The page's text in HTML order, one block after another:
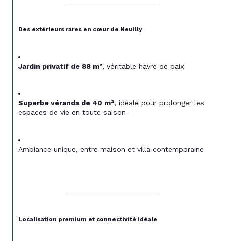
Des extérieurs rares en cœur de Neuilly
Jardin privatif de 88 m², véritable havre de paix
Superbe véranda de 40 m², idéale pour prolonger les
espaces de vie en toute saison
Ambiance unique, entre maison et villa contemporaine
Localisation premium et connectivité idéale